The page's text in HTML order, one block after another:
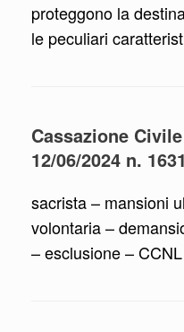
proteggono la
le peculiari
Cassazione
12/06/2024 n.
sacrista – mansioni
volontaria –
– esclusione – CCNL